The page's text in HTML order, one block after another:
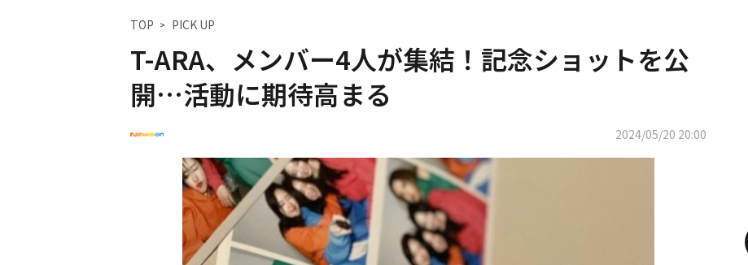
TOP PICK UP
T-ARA、メンバー4人が集結！記念ショットを公
開…活動に期待高まる
2024/05/20 20:00